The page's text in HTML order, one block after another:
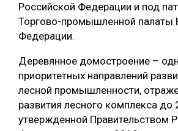
Российской Федерации и под
Торгово-промышленной палаты
Федерации.
Деревянное домостроение –
приоритетных направлений
лесной промышленности,
развития лесного комплекса до
утвержденной Правительством